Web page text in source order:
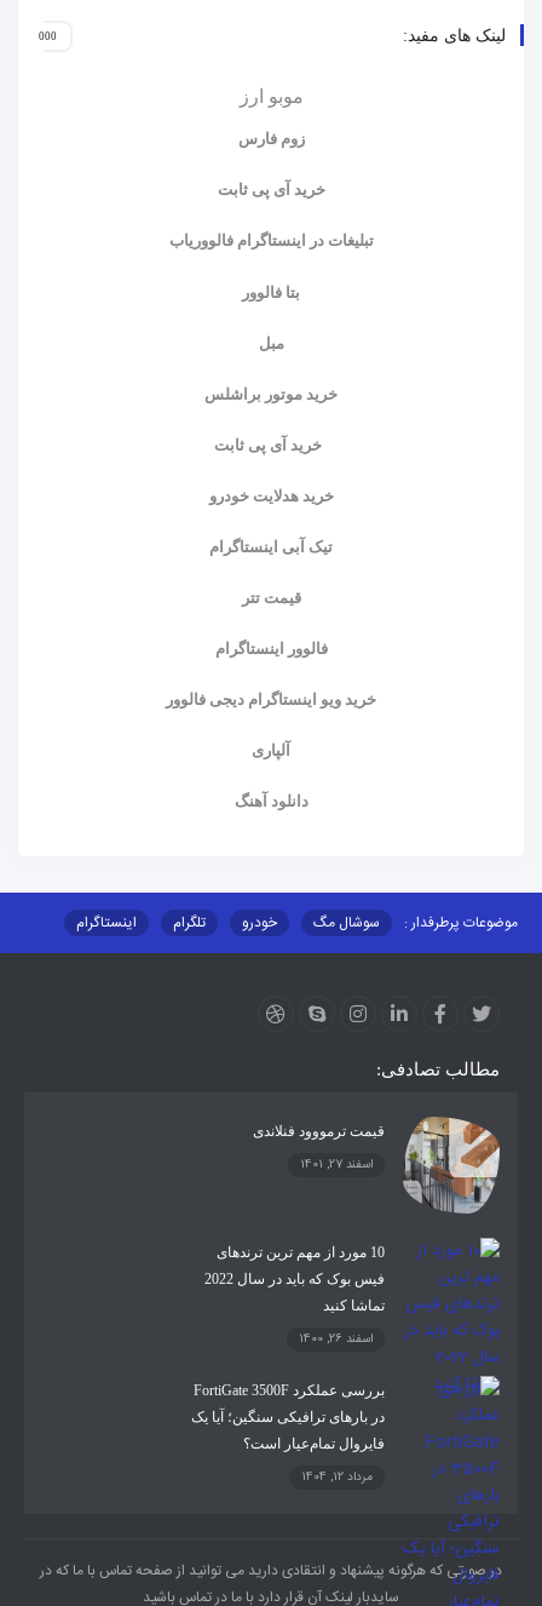
لینک های مفید:
موبو ارز
زوم فارس
خرید آی پی ثابت
تبلیغات در اینستاگرام فالووریاب
بتا فالوور
مبل
خرید موتور براشلس
خرید آی پی ثابت
خرید هدلایت خودرو
تیک آبی اینستاگرام
قیمت تتر
فالوور اینستاگرام
خرید ویو اینستاگرام دیجی فالوور
آلپاری
دانلود آهنگ
موضوعات پرطرفدار : سوشال مگ خودرو تلگرام
اینستاگرام
مطالب تصادفی:
قیمت ترمووود فنلاندی
اسفند 27, 1401
10 مورد از مهم ترین ترندهای
فیس بوک که باید در سال 2022
تماشا کنید
اسفند 26, 1400
بررسی عملکرد FortiGate 3500F
در بارهای ترافیکی سنگین؛ آیا یک
فایروال تمام‌عیار است؟
مرداد 12, 1404
در صورتی که هرگونه پیشنهاد و انتقادی دارید می توانید از صفحه تماس با ما که در
سایدبار لینک آن قرار دارد با ما در تماس باشید